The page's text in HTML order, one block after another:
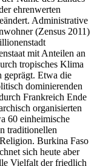
ehrenwerten
Administrative
(Zensus 2011)
mit Anteilen an
tropisches Klima
geprägt. Etwa die
dominierenden
Frankreich Ende
organisierten
60 einheimische
traditionellen
Burkina Faso
sich heute aber
Vielfalt der friedlich